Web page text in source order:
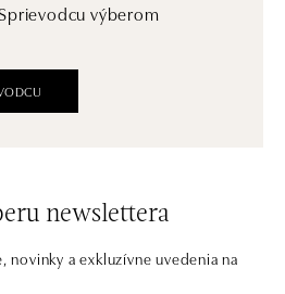
výberom
newslettera
novinky a exkluzívne uvedenia na